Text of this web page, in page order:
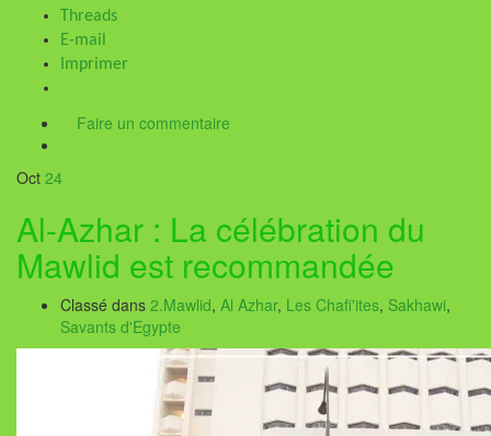
Threads
E-mail
Imprimer
Faire un commentaire
Oct 24
Al-Azhar : La célébration du
Mawlid est recommandée
Classé dans 2.Mawlid, Al Azhar, Les Chafi'ites, Sakhawi,
Savants d'Egypte